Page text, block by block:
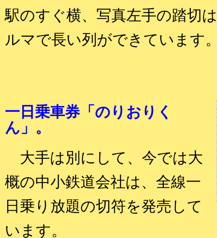
駅のすぐ横、写真左手の踏切
ルマで長い列ができています
一日乗車券「のりおりく
ん」。
大手は別にして、今では大
概の中小鉄道会社は、全線一
日乗り放題の切符を発売して
います。